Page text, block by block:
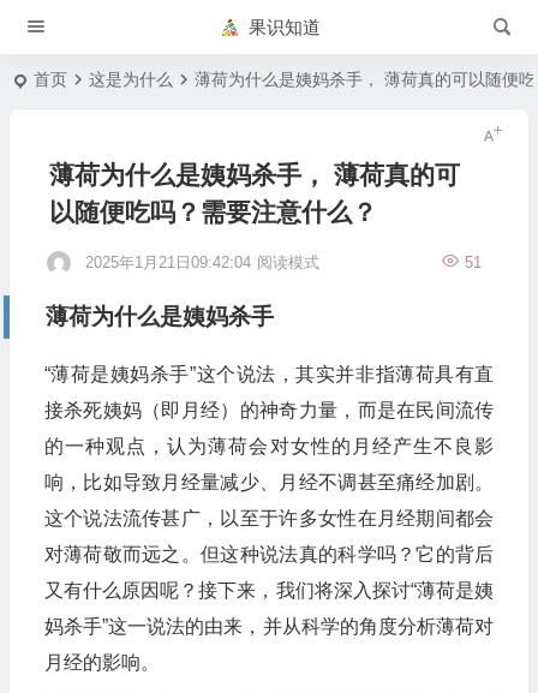
果识知道
首页 这是为什么 薄荷为什么是姨妈杀手， 薄荷真的可以随便
薄荷为什么是姨妈杀手， 薄荷真的可
以随便吃吗？需要注意什么？
2025年1月21日09:42:04 51
阅读模式
薄荷为什么是姨妈杀手
“薄荷是姨妈杀手”这个说法，其实并非指薄荷具有直
接杀死姨妈（即月经）的神奇力量，而是在民间流传
的一种观点，认为薄荷会对女性的月经产生不良影
响，比如导致月经量减少、月经不调甚至痛经加剧。
这个说法流传甚广，以至于许多女性在月经期间都会
对薄荷敬而远之。但这种说法真的科学吗？它的背后
又有什么原因呢？接下来，我们将深入探讨“薄荷是姨
妈杀手”这一说法的由来，并从科学的角度分析薄荷对
月经的影响。